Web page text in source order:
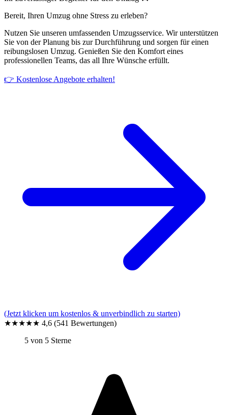
Bereit, Ihren Umzug ohne Stress zu erleben?
Nutzen Sie unseren umfassenden Umzugsservice. Wir unterstützen
Sie von der Planung bis zur Durchführung und sorgen für einen
reibungslosen Umzug. Genießen Sie den Komfort eines
professionellen Teams, das all Ihre Wünsche erfüllt.
👉 Kostenlose Angebote erhalten!
(Jetzt klicken um kostenlos & unverbindlich zu starten)
★★★★★ 4,6 (541 Bewertungen)
5 von 5 Sterne